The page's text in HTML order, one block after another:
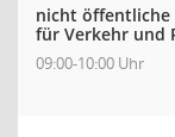
nicht öffentliche
für Verkehr und
09:00-10:00 Uhr